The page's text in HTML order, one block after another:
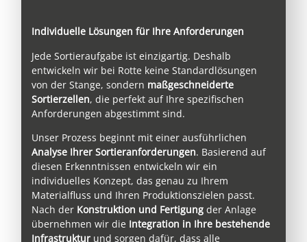
Individuelle Lösungen für Ihre Anforderungen
Jede Sortieraufgabe ist einzigartig. Deshalb
entwickeln wir bei Rotte keine Standardlösungen
von der Stange, sondern maßgeschneiderte
Sortierzellen, die perfekt auf Ihre spezifischen
Anforderungen abgestimmt sind.
Unser Prozess beginnt mit einer ausführlichen
Analyse Ihrer Sortieranforderungen. Basierend auf
diesen Erkenntnissen entwickeln wir ein
individuelles Konzept, das genau zu Ihrem
Materialfluss und Ihren Produktionszielen passt.
Nach der Konstruktion und Fertigung der Anlage
übernehmen wir die Integration in Ihre bestehende
Infrastruktur und sorgen dafür, dass alle